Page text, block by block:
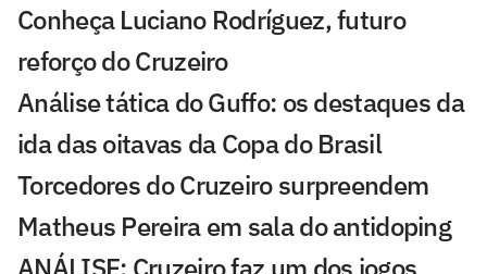
Conheça Luciano Rodríguez, futuro
reforço do Cruzeiro
Análise tática do Guffo: os destaques da
ida das oitavas da Copa do Brasil
Torcedores do Cruzeiro surpreendem
Matheus Pereira em sala do antidoping
ANÁLISE: Cruzeiro faz um dos jogos